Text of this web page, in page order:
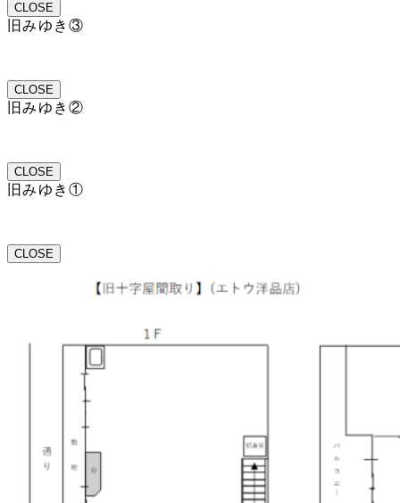
CLOSE
旧みゆき③
CLOSE
旧みゆき②
CLOSE
旧みゆき①
CLOSE